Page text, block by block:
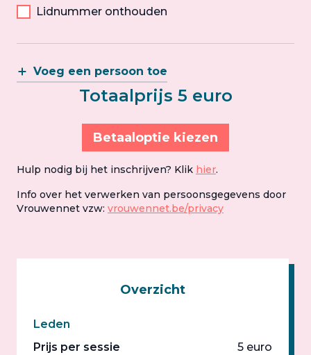
Lidnummer onthouden
Voeg een persoon toe
Totaalprijs 5 euro
Betaaloptie kiezen
Hulp nodig bij het inschrijven? Klik hier.
Info over het verwerken van persoonsgegevens door
Vrouwennet vzw: vrouwennet.be/privacy
Overzicht
Leden
Prijs per sessie
5 euro